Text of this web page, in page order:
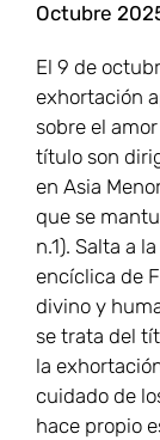
Octubre
El 9 de
exhortación
sobre el
título son
en Asia
que se
n.1). Salta a
encíclica de
divino y
se trata del
la
cuidado de
hace propio